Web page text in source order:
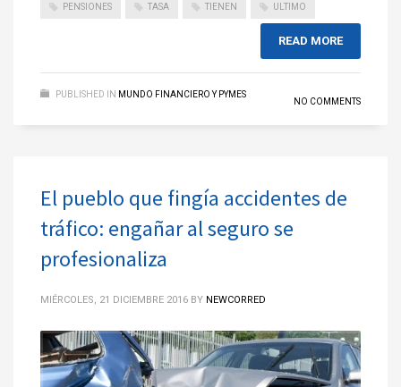
PENSIONES TASA TIENEN ULTIMO
READ MORE
PUBLISHED IN MUNDO FINANCIERO Y PYMES
NO COMMENTS
El pueblo que fingía accidentes de
tráfico: engañar al seguro se
profesionaliza
MIÉRCOLES, 21 DICIEMBRE 2016 BY NEWCORRED